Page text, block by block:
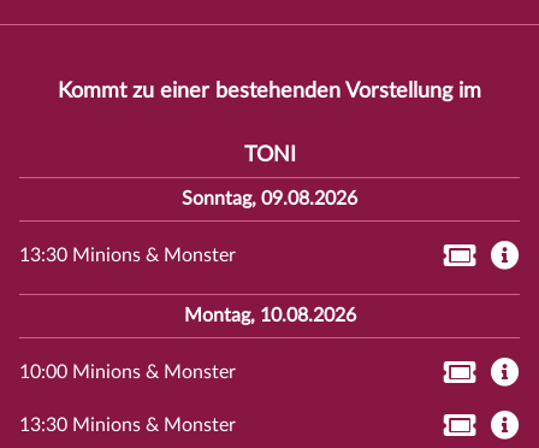
Kommt zu einer bestehenden Vorstellung im
TONI
Sonntag, 09.08.2026
13:30 Minions & Monster
Montag, 10.08.2026
10:00 Minions & Monster
13:30 Minions & Monster